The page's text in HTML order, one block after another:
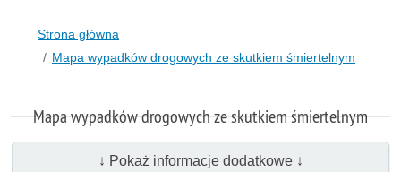
Strona główna
Mapa wypadków drogowych ze skutkiem śmiertelnym
Mapa wypadków drogowych ze skutkiem śmiertelnym
↓ Pokaż informacje dodatkowe ↓